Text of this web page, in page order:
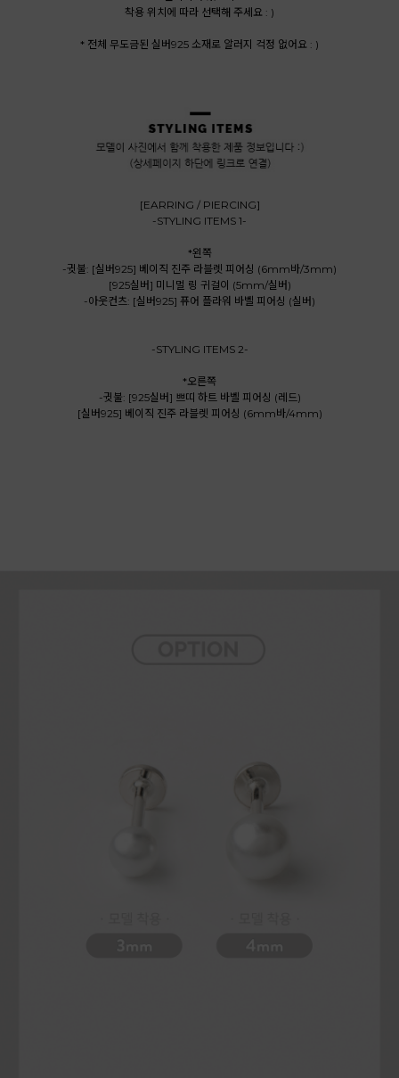
착용 위치에 따라 선택해 주세요 : )
* 전체 무도금된 실버925 소재로 알러지 걱정 없어요 : )
[EARRING / PIERCING]
-STYLING ITEMS 1-
*왼쪽
-귓불: [실버925] 베이직 진주 라블렛 피어싱 (6mm바/3mm)
[925실버] 미니멀 링 귀걸이 (5mm/실버)
-아웃컨츠: [실버925] 퓨어 플라워 바벨 피어싱 (실버)
-STYLING ITEMS 2-
*오른쪽
-귓불: [925실버] 쁘띠 하트 바벨 피어싱 (레드)
[실버925] 베이직 진주 라블렛 피어싱 (6mm바/4mm)